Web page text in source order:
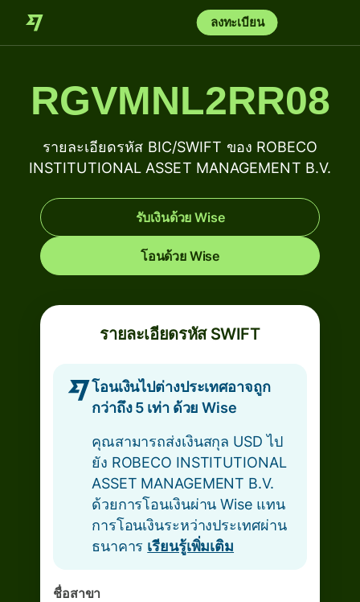
ลงทะเบียน
RGVMNL2RR08
รายละเอียดรหัส BIC/SWIFT ของ ROBECO
INSTITUTIONAL ASSET MANAGEMENT B.V.
รับเงินด้วย Wise
โอนด้วย Wise
รายละเอียดรหัส SWIFT
โอนเงินไปต่างประเทศอาจถูก
กว่าถึง 5 เท่า ด้วย Wise
คุณสามารถส่งเงินสกุล USD ไป
ยัง ROBECO INSTITUTIONAL
ASSET MANAGEMENT B.V.
ด้วยการโอนเงินผ่าน Wise แทน
การโอนเงินระหว่างประเทศผ่าน
ธนาคาร เรียนรู้เพิ่มเติม
ชื่อสาขา